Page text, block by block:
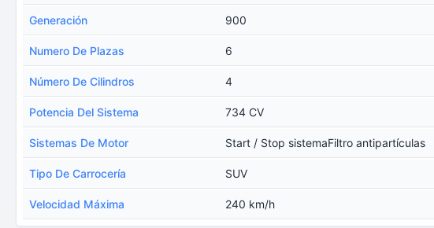
Generación 900
Numero De Plazas 6
Número De Cilindros 4
Potencia Del Sistema 734 CV
Sistemas De Motor Start / Stop sistemaFiltro antipartículas
Tipo De Carrocería SUV
Velocidad Máxima 240 km/h